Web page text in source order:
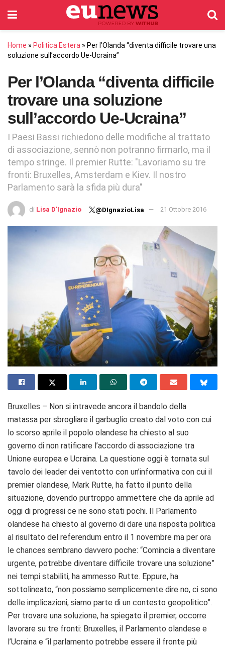
Home » Politica Estera » Per l’Olanda “diventa difficile trovare una
soluzione sull’accordo Ue-Ucraina”
Per l’Olanda “diventa difficile
trovare una soluzione
sull’accordo Ue-Ucraina”
I Paesi Bassi richiedono delle modifiche al trattato
di associazione, sennò non potranno firmarlo, ma il
tempo stringe. Il premier Rutte: "Lavoriamo su tre
fronti: Bruxelles, Amsterdam e Kiev. Il nostro
Parlamento sarà la sfida più dura"
di Lisa D'Ignazio @DIgnazioLisa 21 Ottobre 2016
Bruxelles – Non si intravede ancora il bandolo della
matassa per sbrogliare il garbuglio creato dal voto con cui
lo scorso aprile il popolo olandese ha chiesto al suo
governo di non ratificare l’accordo di associazione tra
Unione europea e Ucraina. La questione oggi è tornata sul
tavolo dei leader dei ventotto con un’informativa con cui il
premier olandese, Mark Rutte, ha fatto il punto della
situazione, dovendo purtroppo ammettere che da aprile ad
oggi di progressi ce ne sono stati pochi. Il Parlamento
olandese ha chiesto al governo di dare una risposta politica
al risultato del referendum entro il 1 novembre ma per ora
le chances sembrano davvero poche: “Comincia a diventare
urgente, potrebbe diventare difficile trovare una soluzione”
nei tempi stabiliti, ha ammesso Rutte. Eppure, ha
sottolineato, “non possiamo semplicemente dire no, ci sono
delle implicazioni, siamo parte di un contesto geopolitico”.
Per trovare una soluzione, ha spiegato il premier, occorre
lavorare su tre fronti: Bruxelles, il Parlamento olandese e
l’Ucraina e “il parlamento potrebbe essere il fronte più